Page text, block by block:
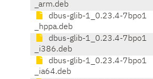
_arm.deb
dbus-glib-1_0.23.4-7bpo1
_hppa.deb
dbus-glib-1_0.23.4-7bpo1
_i386.deb
dbus-glib-1_0.23.4-7bpo1
_ia64.deb